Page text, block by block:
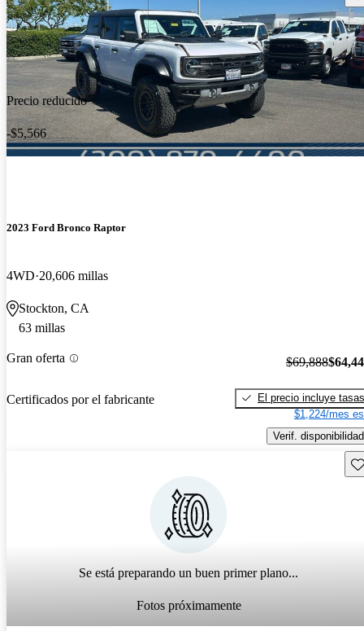
Precio reducido
-$5,566
2023 Ford Bronco Raptor
4WD 20,606 millas
Stockton, CA
63 millas
Gran oferta
Certificados por el fabricante
$69,888
El precio incluye tasas
$1,224/mes
Verif. disponibilidad
Se está preparando un buen primer plano...
Fotos próximamente